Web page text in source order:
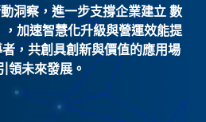
洞察，進一步支撐企業建立 數
，加速智慧化升級與營運效能提
，共創具創新與價值的應用場
領未來發展。